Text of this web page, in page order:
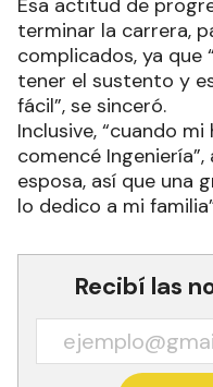
Esa actitud de
terminar la carrera,
complicados, ya que
tener el sustento y
fácil”, se sinceró.
Inclusive, “cuando
comencé
esposa, así que una
lo dedico a mi
Recibí las